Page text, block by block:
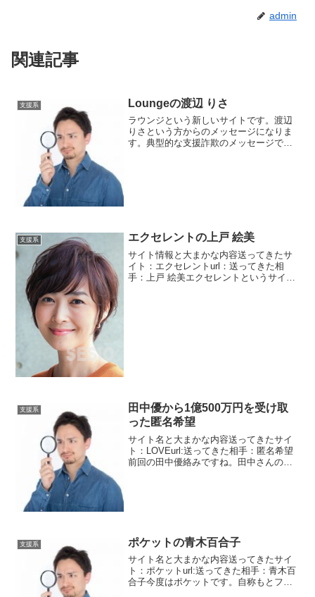
admin
関連記事
支援系 Loungeの渡辺 りさ
ラウンジという新しいサイトです。渡辺
りさという方からのメッセージになりま
す。典型的な支援詐欺のメッセージです
そんな金額はありえないのですよ。
支援系 エクセレントの上戸 絵美
サイト情報と大まかな内容送ってきたサ
イト：エクセレントurl：送ってきた相
手：上戸 絵美エクセレントというサイト
支援系
田中優から1億500万円を受け取
った匿名希望
サイト名と大まかな内容送ってきたサイ
ト：LOVEurl:送ってきた相手：匿名希望
前回の田中優絡みですね。田中さんの許
支援系 ポケットの青木百合子
サイト名と大まかな内容送ってきたサイ
ト：ポケットurl:送ってきた相手：青木百
合子今度はポケットです。自称もとファ